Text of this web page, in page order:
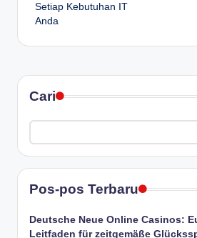
Setiap Kebutuhan IT
Anda
Cari
Pos-pos Terbaru
Deutsche Neue Online Casinos:
Leitfaden für zeitgemäße